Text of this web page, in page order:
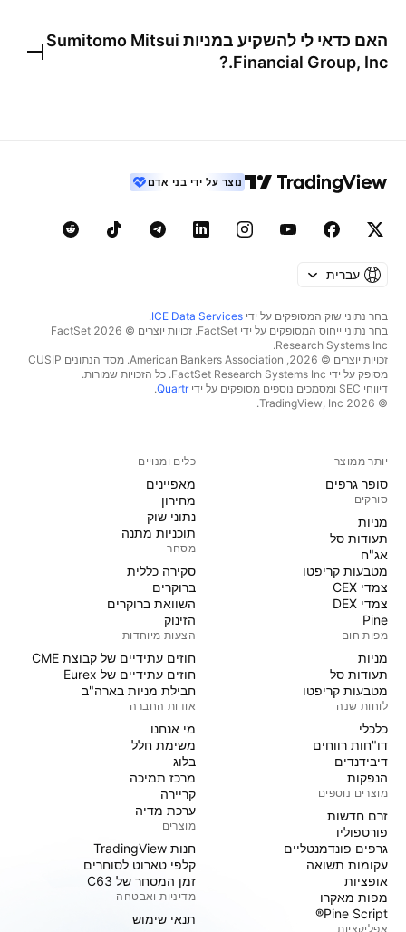
האם כדאי לי להשקיע במניות Sumitomo Mitsui
Financial Group, Inc.
?
נוצר על ידי בני אדם
עברית
בחר נתוני שוק המסופקים על ידי ICE Data Services
.
בחר נתוני ייחוס המסופקים על ידי FactSet. זכויות יוצרים © 2026 ‏FactSet
Research Systems Inc.‏
זכויות יוצרים © 2026, ‏American Bankers Association. מסד הנתונים CUSIP
מסופק על ידי FactSet Research Systems Inc. כל הזכויות שמורות.
דיווחי SEC ומסמכים נוספים מסופקים על ידי
Quartr
.
© 2026 ‏TradingView, Inc.‏
יותר ממוצר
סופר גרפים
סורקים
מניות‏
תעודות סל
אג"ח
מטבעות קריפטו
צמדי CEX
צמדי DEX
Pine
מפות חום
מניות‏
תעודות סל
מטבעות קריפטו
לוחות שנה
כלכלי
דו"חות רווחים
דיבידנדים
הנפקות
מוצרים נוספים
זרם חדשות
פורטפוליו
גרפים פונדמנטליים
עקומות תשואה
אופציות
מפות מאקרו
Pine Script®
אפליקציות
כלים ומנויים
מאפיינים
מחירון
נתוני שוק
תוכניות מתנה
מסחר
סקירה כללית
ברוקרים
השוואת ברוקרים
הזינוק
הצעות מיוחדות
חוזים עתידיים של קבוצת CME
חוזים עתידיים של Eurex
חבילת מניות בארה"ב
אודות החברה
מי אנחנו
משימת חלל
בלוג
מרכז תמיכה
קריירה
ערכת מדיה
מוצרים
חנות TradingView
קלפי טארוט לסוחרים
זמן המסחר של C63
מדיניות ואבטחה
תנאי שימוש